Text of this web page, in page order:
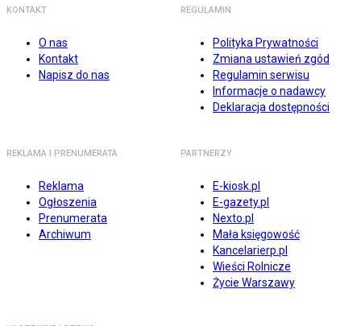
KONTAKT
O nas
Kontakt
Napisz do nas
REGULAMIN
Polityka Prywatności
Zmiana ustawień zgód
Regulamin serwisu
Informacje o nadawcy
Deklaracja dostępności
REKLAMA I PRENUMERATA
Reklama
Ogłoszenia
Prenumerata
Archiwum
PARTNERZY
E-kiosk.pl
E-gazety.pl
Nexto.pl
Mała księgowość
Kancelarierp.pl
Wieści Rolnicze
Życie Warszawy